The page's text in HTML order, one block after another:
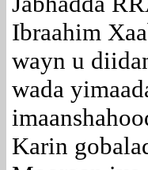
Ibraahim
wayn u
wada
Karin